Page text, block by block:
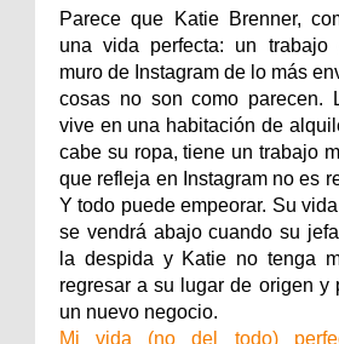
Parece que Katie Brenner,
una vida perfecta: un trabajo
muro de Instagram de lo más
cosas no son como parecen.
vive en una habitación de
cabe su ropa, tiene un trabajo
que refleja en Instagram no es
Y todo puede empeorar. Su
se vendrá abajo cuando su
la despida y Katie no tenga
regresar a su lugar de origen y
un nuevo negocio.
Mi vida (no del todo)